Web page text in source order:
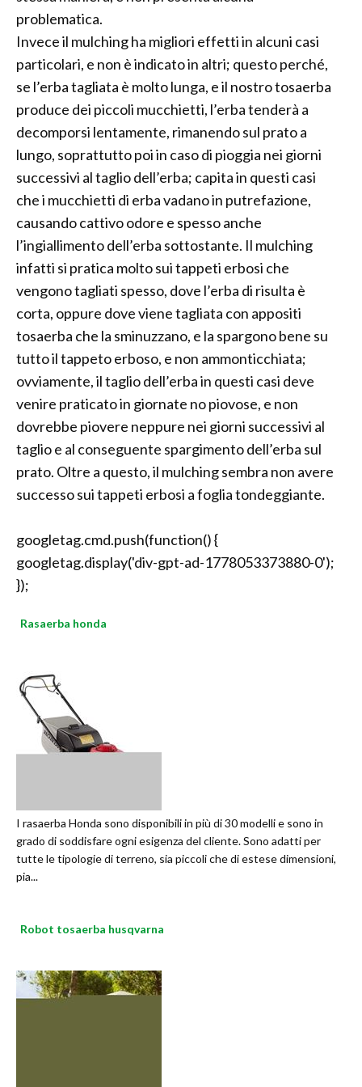
problematica.
Invece il mulching ha migliori effetti in alcuni casi
particolari, e non è indicato in altri; questo perché,
se l’erba tagliata è molto lunga, e il nostro tosaerba
produce dei piccoli mucchietti, l’erba tenderà a
decomporsi lentamente, rimanendo sul prato a
lungo, soprattutto poi in caso di pioggia nei giorni
successivi al taglio dell’erba; capita in questi casi
che i mucchietti di erba vadano in putrefazione,
causando cattivo odore e spesso anche
l’ingiallimento dell’erba sottostante. Il mulching
infatti si pratica molto sui tappeti erbosi che
vengono tagliati spesso, dove l’erba di risulta è
corta, oppure dove viene tagliata con appositi
tosaerba che la sminuzzano, e la spargono bene su
tutto il tappeto erboso, e non ammonticchiata;
ovviamente, il taglio dell’erba in questi casi deve
venire praticato in giornate no piovose, e non
dovrebbe piovere neppure nei giorni successivi al
taglio e al conseguente spargimento dell’erba sul
prato. Oltre a questo, il mulching sembra non avere
successo sui tappeti erbosi a foglia tondeggiante.
googletag.cmd.push(function() {
googletag.display('div-gpt-ad-1778053373880-0');
});
Rasaerba honda
I rasaerba Honda sono disponibili in più di 30 modelli e sono in
grado di soddisfare ogni esigenza del cliente. Sono adatti per
tutte le tipologie di terreno, sia piccoli che di estese dimensioni,
pia...
Robot tosaerba husqvarna